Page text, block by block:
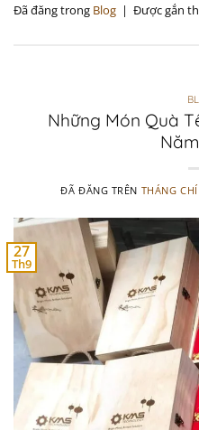
Đã đăng trong Blog | Được gắn
Những Món Quà
ĐÃ ĐĂNG TRÊN THÁNG
27
Th9